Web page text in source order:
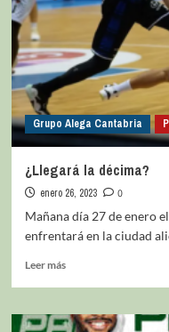
Grupo Alega Cantabria
¿Llegará la décima?
enero 26, 2023
0
Mañana día 27 de enero
enfrentará en la ciudad
Leer más